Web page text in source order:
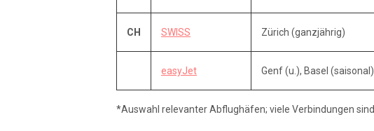
CH SWISS Zürich (ganzjährig)
easyJet Genf (u.), Basel (saisonal)
*Auswahl relevanter Abflughäfen; viele Verbindungen sind